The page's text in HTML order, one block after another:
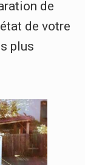
de
de votre
plus